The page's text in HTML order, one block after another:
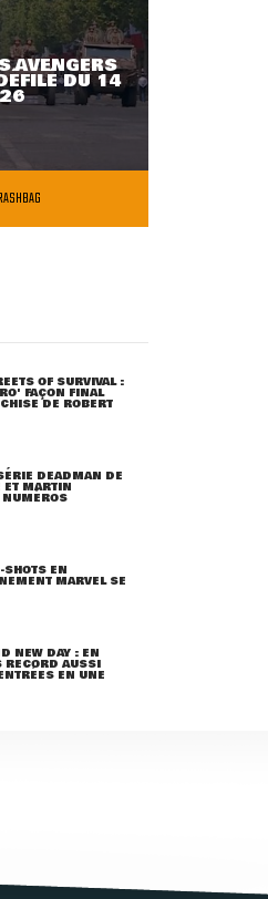
AVENGERS
DU 14
OF SURVIVAL :
FAÇON FINAL
DE ROBERT
DEADMAN DE
ET MARTIN
SHOTS EN
MARVEL SE
NEW DAY : EN
RECORD AUSSI
EN UNE